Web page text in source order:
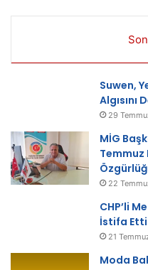
Suwen,
Algısını
29
MİG
Temmuz
22
CHP’li
İstifa Etti
21
Moda